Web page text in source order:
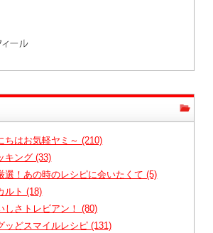
ちはお気軽ヤミ～ (210)
キング (33)
選！あの時のレシピに会いたくて (5)
ルト (18)
しさトレビアン！ (80)
ッどスマイルレシピ (131)